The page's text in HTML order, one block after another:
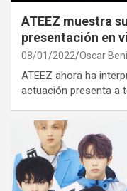
ATEEZ muestra
presentación en
08/01/2022 Oscar
ATEEZ ahora ha
actuación presenta a